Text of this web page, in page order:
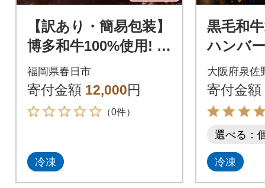
【訳あり・簡易包装】
博多和牛100%使用! デ
ミグラス ハンバーグ
(計16個) (春日市)
福岡県春日市
寄付金額 12,000円
（0件）
冷凍
黒毛和
ハンバ
個
大阪府泉佐
寄付金額
選べる：
冷凍